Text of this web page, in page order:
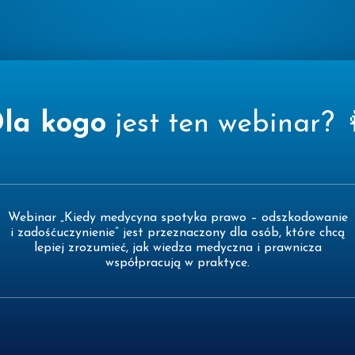
kogo jest ten webinar?
Webinar „Kiedy medycyna spotyka prawo – odszkodowanie
i zadośćuczynienie” jest przeznaczony dla osób, które chcą
lepiej zrozumieć, jak wiedza medyczna i prawnicza
współpracują w praktyce.